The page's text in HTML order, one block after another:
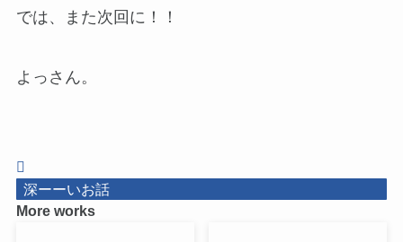
では、また次回に！！
よっさん。
深ーーいお話
More works